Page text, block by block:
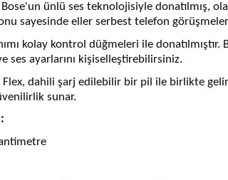
ünlü ses teknolojisiyle donatılmış,
sayesinde eller serbest telefon
kolay kontrol düğmeleri ile
ses ayarlarını kişiselleştirebilirsiniz.
Flex, dahili şarj edilebilir bir pil ile birlikte
sunar.